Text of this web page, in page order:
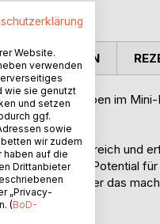
von Ausgaben im
sich dadurch reich und
Talente und ihr Potential
zu leben. Wer das
Website.
verwenden
wie sie genutzt
und setzen
ggf.
sowie
wir zudem
haben auf die
Drittanbieter
„Privacy-
(BoD-